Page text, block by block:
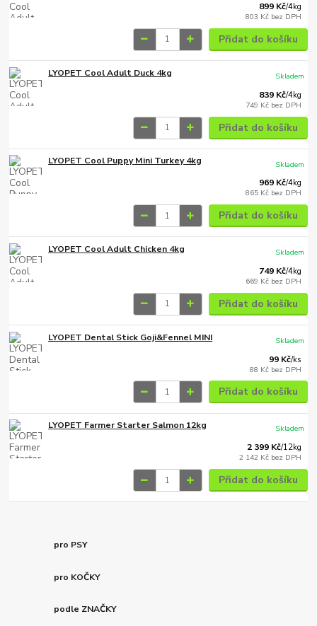
899 Kč/4kg
803 Kč bez DPH
Přidat do košíku
LYOPET Cool Adult Duck 4kg
839 Kč/4kg
749 Kč bez DPH
Skladem
Přidat do košíku
LYOPET Cool Puppy Mini Turkey 4kg
969 Kč/4kg
865 Kč bez DPH
Skladem
Přidat do košíku
LYOPET Cool Adult Chicken 4kg
749 Kč/4kg
669 Kč bez DPH
Skladem
Přidat do košíku
LYOPET Dental Stick Goji&Fennel MINI
99 Kč/ks
88 Kč bez DPH
Skladem
Přidat do košíku
LYOPET Farmer Starter Salmon 12kg
2 399 Kč/12kg
2 142 Kč bez DPH
Skladem
Přidat do košíku
pro PSY
pro KOČKY
podle ZNAČKY